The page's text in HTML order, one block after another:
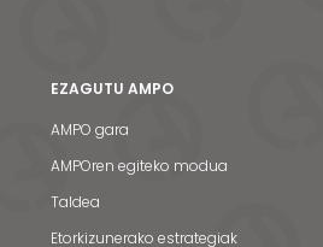
EZAGUTU AMPO
AMPO gara
AMPOren egiteko modua
Taldea
Etorkizunerako estrategiak